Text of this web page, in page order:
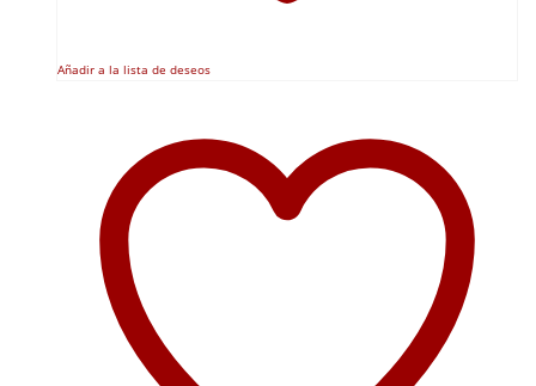
Añadir a la lista de deseos